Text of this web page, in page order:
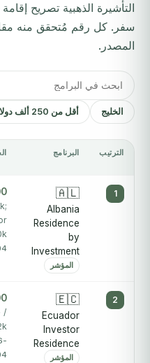
التأشيرة الذهبية تصريح
سفر. كل رقم مُتحقق منه
المصدر.
الخليج أقل من 250 ألف دولار
الترتيب البرنامج
1
🇦🇱
Albania
Residence
by
Investment
المؤشر
2
🇪🇨
Ecuador
Investor
Residence
المؤشر
/